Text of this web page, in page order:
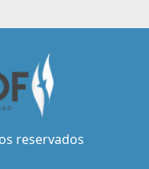
reservados